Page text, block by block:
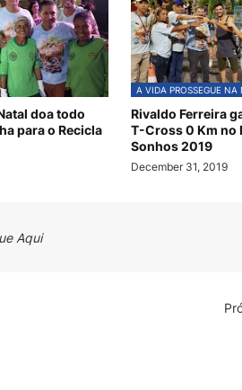
doa todo
para o Recicla
A VIDA PROSSEGUE NA
Rivaldo Ferreira
T-Cross 0 Km no
Sonhos 2019
December 31, 2019
Aqui